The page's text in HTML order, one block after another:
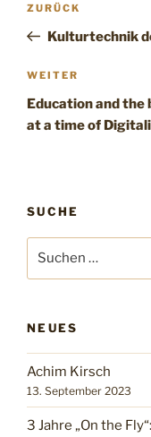
ZURÜCK
Kulturtechnik
WEITER
Education and the
at a time of
SUCHE
NEUES
Achim Kirsch
13. September 2023
3 Jahre „On the